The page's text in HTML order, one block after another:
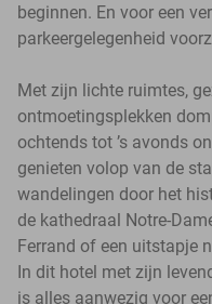
beginnen. En voor een
parkeergelegenheid
Met zijn lichte ruimtes,
ontmoetingsplekken
ochtends tot ’s avonds
genieten volop van de
wandelingen door het
de kathedraal Notre-
Ferrand of een uitstapje
In dit hotel met zijn
is alles aanwezig voor